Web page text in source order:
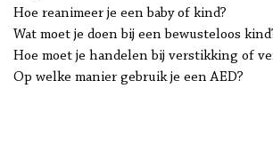
Hoe reanimeer je een baby of kind?
Wat moet je doen bij een bewusteloos
Hoe moet je handelen bij verstikking of
Op welke manier gebruik je een AED?